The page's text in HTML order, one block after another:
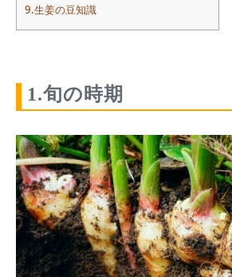
9.生姜の豆知識
1.旬の時期